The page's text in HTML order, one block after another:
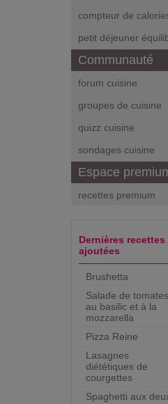
compteur de
petit déjeuner
Communauté
forum cuisine
groupes de cuisine
quizz cuisine
sondages cuisine
Espace
recettes premium
Dernières recettes
ajoutées
Brushetta
Salade de tomates
au basilic et à la
mozzarella
Pizza Reine
Lasagnes
diététiques de
courgettes
Spaghetti aux